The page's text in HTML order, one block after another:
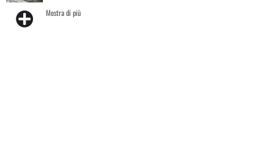
Mostra di più